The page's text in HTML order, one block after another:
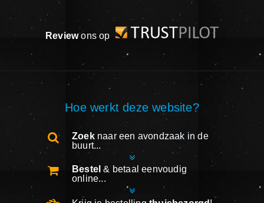
Reviewons op
Hoe werkt deze website?
Zoeknaar een avondzaak in de
buurt...
Bestel & betaal eenvoudig
online...